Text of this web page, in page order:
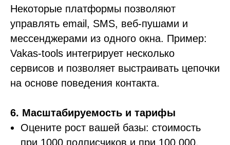
Некоторые платформы позволяют
управлять email, SMS, веб-пушами и
мессенджерами из одного окна. Пример:
Vakas-tools интегрирует несколько
сервисов и позволяет выстраивать цепочки
на основе поведения контакта.
6. Масштабируемость и тарифы
Оцените рост вашей базы: стоимость
при 1000 подписчиков и при 100 000.